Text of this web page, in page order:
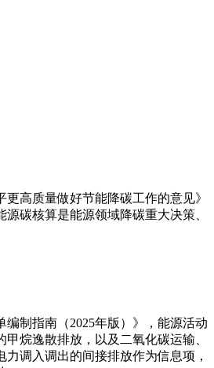
高质量做好节能降碳工作的意见》
碳核算是能源领域降碳重大决策、
制指南（2025年版）》，能源活动
烷逸散排放，以及二氧化碳运输、
力调入调出的间接排放作为信息项，